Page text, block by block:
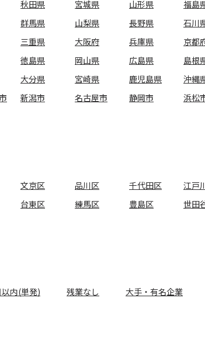
秋田県 宮城県 山形県 福島
群馬県 山梨県 長野県 石川
三重県 大阪府 兵庫県 京都
徳島県 岡山県 広島県 島根
大分県 宮崎県 鹿児島県 沖縄
新潟市 名古屋市 静岡市 浜松
文京区 品川区 千代田区 江戸
台東区 練馬区 豊島区 世田
内(単発) 残業なし 大手・有名企業